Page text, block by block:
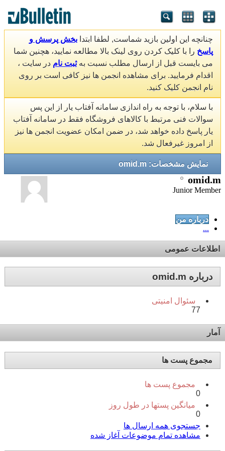
چنانچه این اولین بازید شماست, لطفا ابتدا بخش پرسش و
پاسخ را با کلیک کردن روی لینک بالا مطالعه نمایید، هچنین شما
می بایست قبل از ارسال مطلب نسبت بهثبت نام در سایت ،
اقدام فرمایید. برای مشاهده انجمن ها نیز کافی است بر روی
نام انجمن کلیک کنید.
با سلام، با توجه به راه اندازی سامانه آفتاب یار از این پس
سوالات فنی مرتبط با کالاهای فروشگاه فقط در سامانه آفتاب
یار پاسخ داده خواهد شد، در ضمن امکان عضویت انجمن ها نیز
از امروز غیرفعال شد.
نمایش مشخصات: omid.m
omid.m
Junior Member
درباره من
...
اطلاعات عمومی
درباره omid.m
سئوال امنیتی
77
آمار
مجموع پست ها
مجموع پست ها
0
میانگین پستها در طول روز
0
جستجوی همه ارسال ها
مشاهده تمام موضوعات آغاز شده